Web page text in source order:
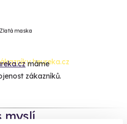
máme
zákazníků.
myslí